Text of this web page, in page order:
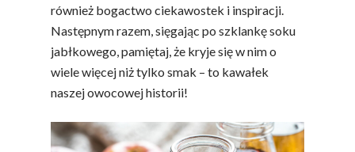
również bogactwo ciekawostek i inspiracji.
Następnym razem, sięgając po szklankę soku
jabłkowego, pamiętaj, że kryje się w nim o
wiele więcej niż tylko smak – to kawałek
naszej owocowej historii!